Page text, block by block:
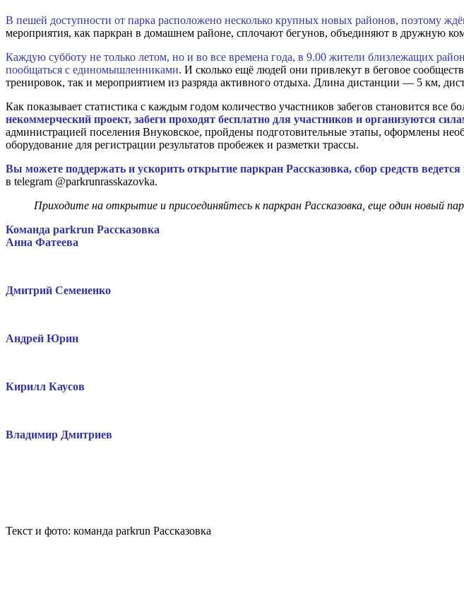
В пешей доступности от парка расположено несколько крупных новых районов, поэтому
мероприятия, как паркран в домашнем районе, сплочают бегунов, объединяют в дружную
Каждую субботу не только летом, но и во все времена года, в 9.00 жители близлежащих
пообщаться с единомышленниками. И сколько ещё людей они привлекут в беговое
тренировок, так и мероприятием из разряда активного отдыха. Длина дистанции — 5 км,
Как показывает статистика с каждым годом количество участников забегов становится
некоммерческий проект, забеги проходят бесплатно для участников и организуются
администрацией поселения Внуковское, пройдены подготовительные этапы, оформлены
оборудование для регистрации результатов пробежек и разметки трассы.
Вы можете поддержать и ускорить открытие паркран Рассказовка, сбор средств
в telegram @parkrunrasskazovka.
Приходите на открытие и присоединяйтесь к паркран Рассказовка, еще один новый
Команда parkrun Рассказовка
Анна Фатеева
Дмитрий Семененко
Андрей Юрин
Кирилл Каусов
Владимир Дмитриев
Текст и фото: команда parkrun Рассказовка